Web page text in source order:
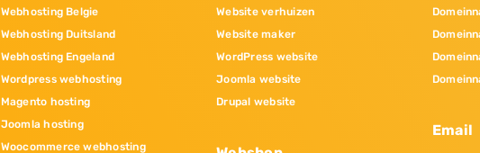
Webhosting Belgie
Webhosting Duitsland
Webhosting Engeland
Wordpress webhosting
Magento hosting
Joomla hosting
Woocommerce webhosting
Website verhuizen
Website maker
WordPress website
Joomla website
Drupal website
Email